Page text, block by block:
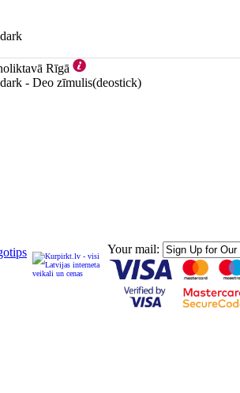
Rīgā
- Deo zīmulis(deostick)
Your mail: